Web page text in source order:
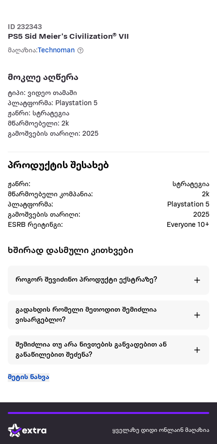
ID 232343
PS5 Sid Meier's Civilization® VII
მაღაზია:Technoman
მოკლე აღწერა
ტიპი: ვიდეო თამაში
პლატფორმა: Playstation 5
ჟანრი: სტრატეგია
მწარმოებელი: 2k
გამოშვების თარიღი: 2025
პროდუქტის შესახებ
ჟანრი:
სტრატეგია
მწარმოებელი კომპანია:
2k
პლატფორმა:
Playstation 5
გამოშვების თარიღი:
2025
ESRB რეიტინგი:
Everyone 10+
ხშირად დასმული კითხვები
როგორ შევიძინო პროდუქტი ექსტრაზე?
გადახდის რომელი მეთოდით შემიძლია
ვისარგებლო?
შემიძლია თუ არა ნივთების განვადებით ან
განაწილებით შეძენა?
მეტის ნახვა
ყველაზე დიდი ონლაინ მაღაზია